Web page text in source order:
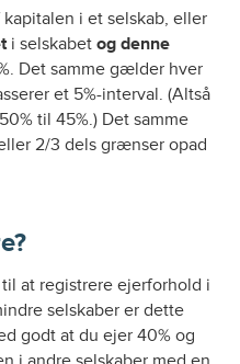
kapitalen i et selskab, eller
i selskabet og denne
Det samme gælder hver
et 5%-interval. (Altså
til 45%.) Det samme
2/3 dels grænser opad
at registrere ejerforhold i
selskaber er dette
godt at du ejer 40% og